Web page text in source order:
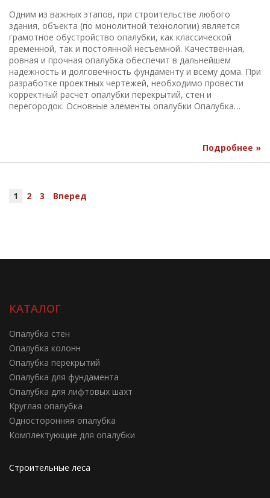
Одним из важных этапов, при строительстве любого
здания, объекта (по монолитной технологии) является
грамотное обустройство опалубки, как классической
временной, так и постоянной несъемной. Качественная,
ровная и прочная опалубка обеспечит в дальнейшем
надежность и долговечность фундаменту и всему дома. При
разработке проектных чертежей, необходимо провести
корректный расчет опалубки перекрытий, стен и
перегородок. Основные элементы опалубки Опалубка…
Подробнее »
1 2 3 Вперед
КАТАЛОГ
Опалубка стен
Опалубка колонн
Опалубка перекрытий
Опалубка для фундамента
Опалубка для лифтовых шахт
Круглая опалубка
Односторонняя опалубка
Комплектующие для опалубки
Строительные леса